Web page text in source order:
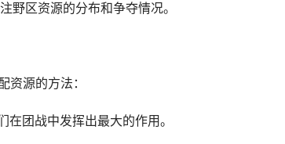
野区资源的分布和争夺情况。
源的方法：
团战中发挥出最大的作用。